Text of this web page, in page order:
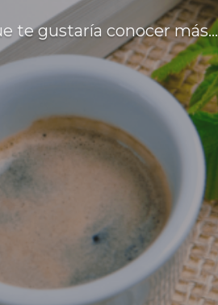
te gustaría conocer más…